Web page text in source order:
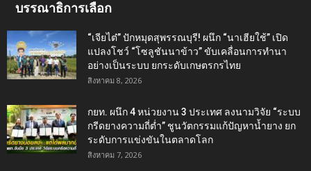
บรรณาธิการเลือก
“เจียไต๋” ปักหมุดสุพรรณบุรี! ผนึก “นาเฮียใช้” เปิด
แปลงโชว์ “โซลูชันนาข้าว” ขับเคลื่อนการทำนา
อย่างเป็นระบบ ยกระดับเกษตรกรไทย
สิงหาคม 8, 2026
กยท. ผนึก 4 หน่วยงาน 3 ประเทศ ลงนามวิจัย “ระบบ
กรีดยางความถี่ต่ำ” ชูนวัตกรรมแก้ปัญหาน้ำยาง ยก
ระดับการแข่งขันในตลาดโลก
สิงหาคม 7, 2026